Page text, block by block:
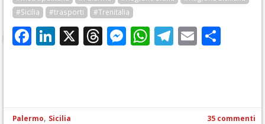
#Sicilia
#trasporti #Trenitalia
Facebook
LinkedIn
X Threads
Messenger
WhatsApp
Telegram
Email
Palermo, Sicilia 35 commenti